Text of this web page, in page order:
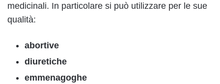
medicinali. In particolare si può utilizzare per le sue
qualità:
abortive
diuretiche
emmenagoghe